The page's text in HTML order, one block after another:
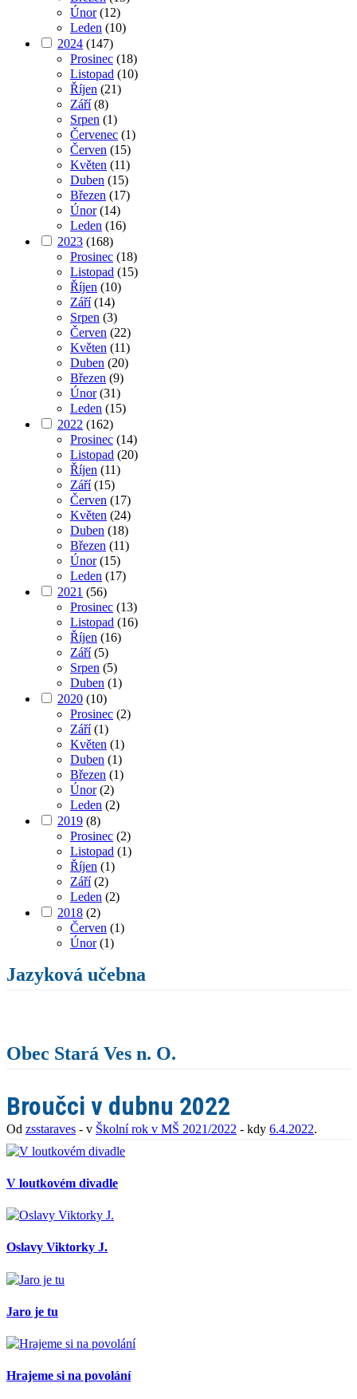
Únor(12)
Leden (10)
2024 (147)
Prosinec (18)
Listopad (10)
Říjen (21)
Září(8)
Srpen (1)
Červenec (1)
Červen (15)
Květen (11)
Duben (15)
Březen (17)
Únor(14)
Leden (16)
2023 (168)
Prosinec (18)
Listopad (15)
Říjen (10)
Září(14)
Srpen (3)
Červen (22)
Květen (11)
Duben (20)
Březen (9)
Únor(31)
Leden (15)
2022 (162)
Prosinec (14)
Listopad (20)
Říjen (11)
Září(15)
Červen (17)
Květen (24)
Duben (18)
Březen (11)
Únor(15)
Leden (17)
2021 (56)
Prosinec (13)
Listopad (16)
Říjen (16)
Září(5)
Srpen (5)
Duben (1)
2020 (10)
Prosinec (2)
Září(1)
Květen (1)
Duben (1)
Březen (1)
Únor(2)
Leden (2)
2019 (8)
Prosinec (2)
Listopad (1)
Říjen (1)
Září(2)
Leden (2)
2018 (2)
Červen (1)
Únor(1)
Jazyková učebna
Obec Stará Ves n. O.
Broučci v dubnu 2022
Od zsstaraves - v Školní rok v MŠ 2021/2022 - kdy 6.4.2022.
V loutkovém divadle
Oslavy Viktorky J.
Jaro je tu
Hrajeme si na povolání